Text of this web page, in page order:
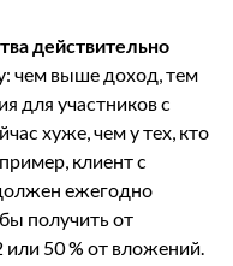
действительно
чем выше доход, тем
для участников с
хуже, чем у тех, кто
клиент с
ежегодно
получить от
или 50 % от вложений.